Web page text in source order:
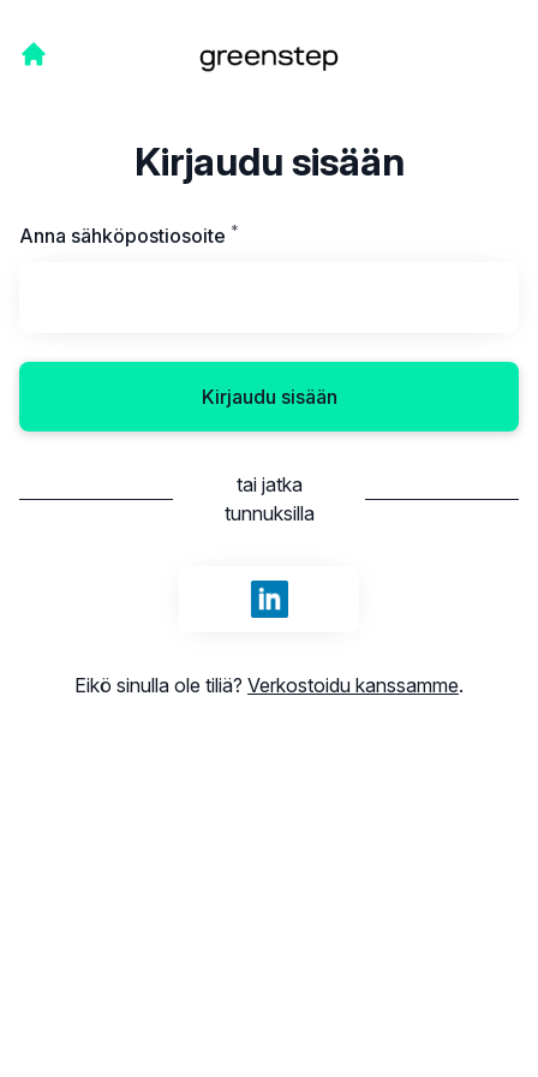
Kirjaudu sisään
Anna sähköpostiosoite *
Kirjaudu sisään
tai jatka
tunnuksilla
Kirjaudu sisään tunnuksilla
Eikö sinulla ole tiliä? Verkostoidu kanssamme.